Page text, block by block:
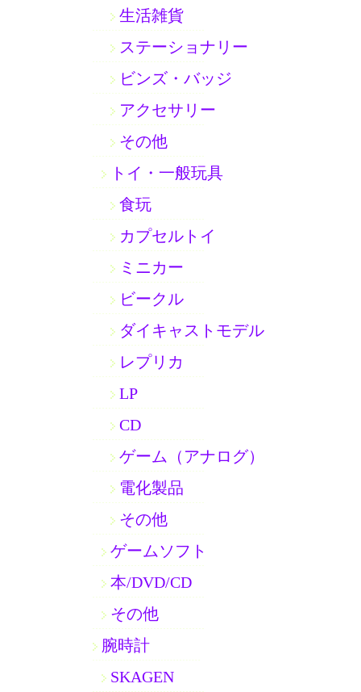
生活雑貨
ステーショナリー
ビンズ・バッジ
アクセサリー
その他
トイ・一般玩具
食玩
カプセルトイ
ミニカー
ビークル
ダイキャストモデル
レプリカ
LP
CD
ゲーム（アナログ）
電化製品
その他
ゲームソフト
本/DVD/CD
その他
腕時計
SKAGEN